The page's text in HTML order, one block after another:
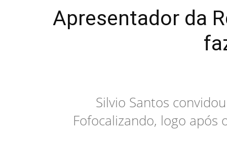
Apresentador da
Silvio Santos
Fofocalizando, logo após